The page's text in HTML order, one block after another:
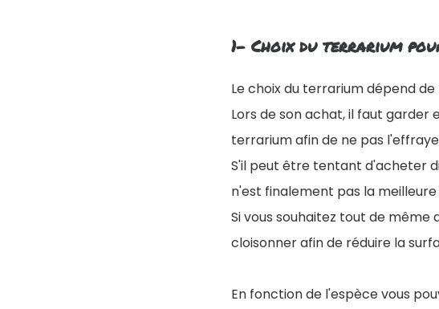
1- Choix du terrarium
Le choix du terrarium dépend
Lors de son achat, il faut garder
terrarium afin de ne pas
S'il peut être tentant d'acheter
n'est finalement pas la
Si vous souhaitez tout de
cloisonner afin de réduire la
En fonction de l'espèce vous